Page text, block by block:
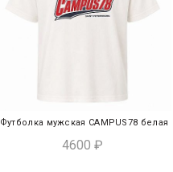
ЭКСПРЕСС-ПОКУПКА
Футболка мужская CAMPUS78 белая
4600 ₽